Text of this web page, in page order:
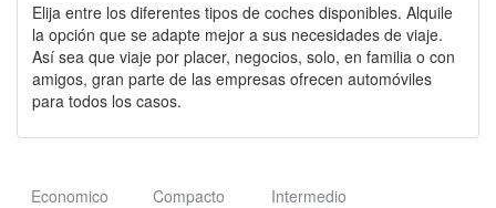
Elija entre los diferentes tipos de coches disponibles. Alquile
la opción que se adapte mejor a sus necesidades de viaje.
Así sea que viaje por placer, negocios, solo, en familia o con
amigos, gran parte de las empresas ofrecen automóviles
para todos los casos.
Economico Compacto Intermedio